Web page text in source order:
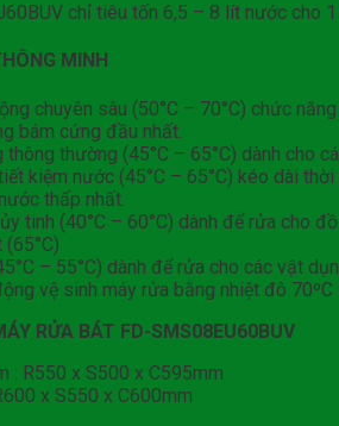
chỉ tiêu tốn 6,5 – 8 lít nước
MINH
chuyên sâu (50°C – 70°C) chức
bám cứng đầu nhất.
thông thường (45°C – 65°C) dành cho
kiệm nước (45°C – 65°C) kéo dài
thấp nhất.
tinh (40°C – 60°C) dành để rửa cho
(65°C)
– 55°C) dành để rửa cho các vật
vệ sinh máy rửa bằng nhiệt đô 70ºC
RỬA BÁT FD-SMS08EU60BUV
: R550 x S500 x C595mm
x S550 x C600mm